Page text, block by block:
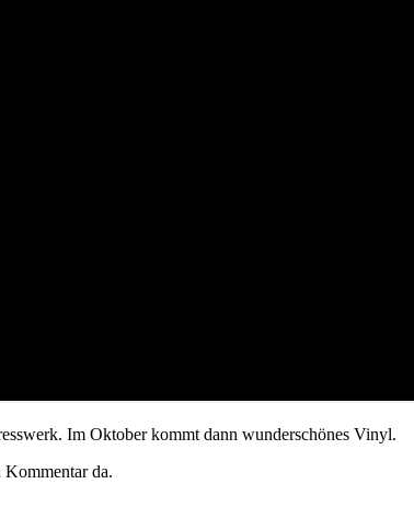
Im Oktober kommt dann wunderschönes Vinyl.
da.